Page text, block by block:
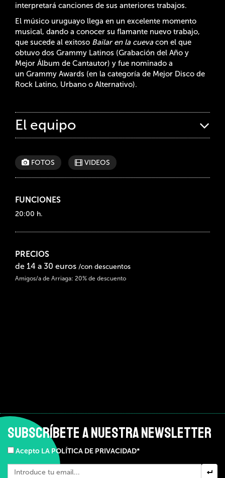
interpretará canciones de sus anteriores trabajos.
El músico uruguayo llega en un excelente momento
musical, dando a conocer su flamante nuevo trabajo,
que sucede al exitoso Bailar en la cuevacon el que
obtuvo dos Grammy Latinos (Grabación del Año y
Mejor Álbum de Cantautor) y fue nominado a
un Grammy Awards (en la categoría de Mejor Disco de
Rock Latino, Urbano o Alternativo).
El equipo
FOTOS VIDEOS
FUNCIONES
20:00 h.
PRECIOS
de 14 a 30 euros /con descuentos
Amigos/a de Arriaga: 20% de descuento
SUBSCRÍBETE A NUESTRA NEWSLETTER
Acepto LA POLÍTICA DE PRIVACIDAD*